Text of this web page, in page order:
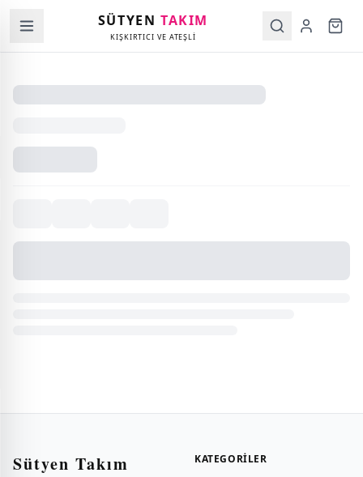
SÜTYENTAKIM
KIŞKIRTICI VE ATEŞLİ
Sütyen Takım
KATEGORILER